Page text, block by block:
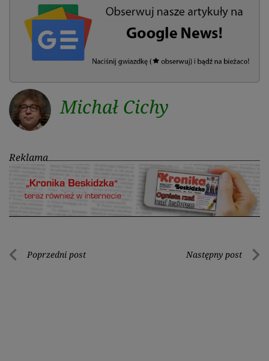
Michał Cichy
Reklama
Nawigacja
Poprzedni post Następny post